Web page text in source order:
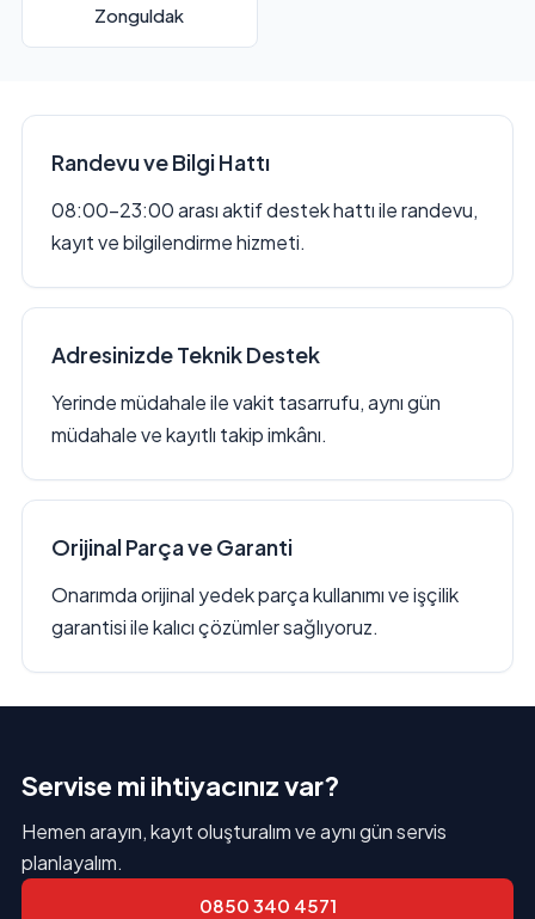
Zonguldak
Randevu ve Bilgi Hattı
08:00–23:00 arası aktif destek hattı ile randevu,
kayıt ve bilgilendirme hizmeti.
Adresinizde Teknik Destek
Yerinde müdahale ile vakit tasarrufu, aynı gün
müdahale ve kayıtlı takip imkânı.
Orijinal Parça ve Garanti
Onarımda orijinal yedek parça kullanımı ve işçilik
garantisi ile kalıcı çözümler sağlıyoruz.
Servise mi ihtiyacınız var?
Hemen arayın, kayıt oluşturalım ve aynı gün servis
planlayalım.
0850 340 4571